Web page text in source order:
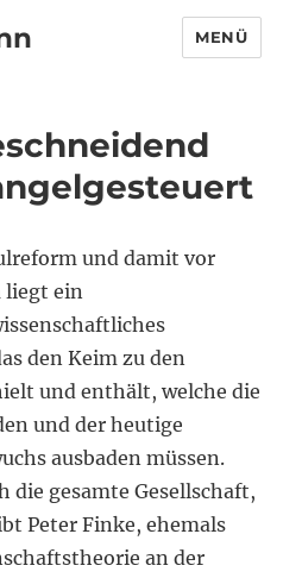
MENÜ
und damit vor
liegt ein
den Keim zu den
und enthält, welche die
und der heutige
ausbaden müssen.
die gesamte Gesellschaft,
Peter Finke, ehemals
an der